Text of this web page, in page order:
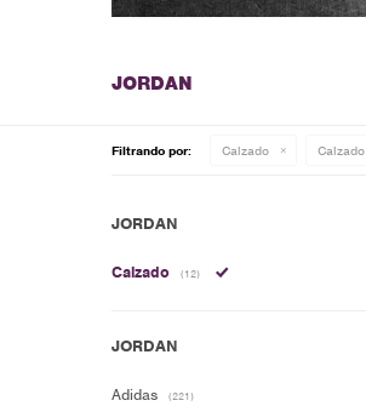
Filtrando por: Calzado Calzado
Calzado (12)
Adidas (221)